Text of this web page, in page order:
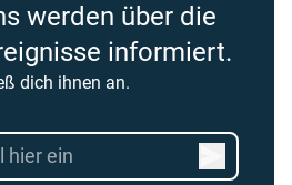
werden über die
informiert.
dich ihnen an.